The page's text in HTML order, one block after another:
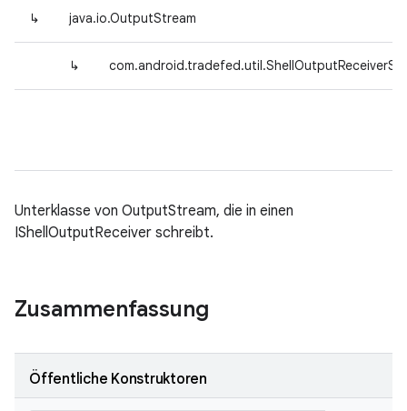
↳ java.io.OutputStream
↳
Unterklasse von OutputStream, die in einen
IShellOutputReceiver schreibt.
Zusammenfassung
Öffentliche Konstruktoren